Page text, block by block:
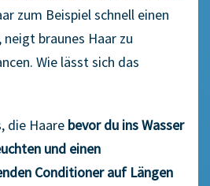
zum Beispiel schnell einen
braunes Haar zu
Wie lässt sich das
die Haare bevor du ins Wasser
und einen
Conditioner auf Längen